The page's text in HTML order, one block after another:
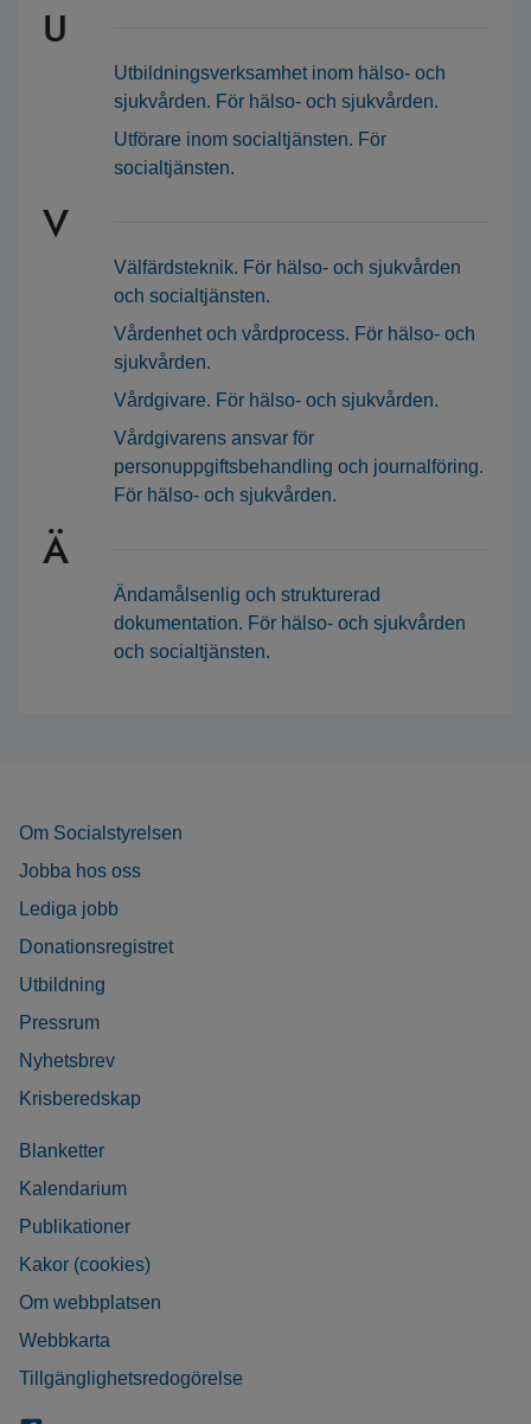
U
Utbildningsverksamhet inom hälso- och
sjukvården. För hälso- och sjukvården.
Utförare inom socialtjänsten. För
socialtjänsten.
V
Välfärdsteknik. För hälso- och sjukvården
och socialtjänsten.
Vårdenhet och vårdprocess. För hälso- och
sjukvården.
Vårdgivare. För hälso- och sjukvården.
Vårdgivarens ansvar för
personuppgiftsbehandling och journalföring.
För hälso- och sjukvården.
Ä
Ändamålsenlig och strukturerad
dokumentation. För hälso- och sjukvården
och socialtjänsten.
Om Socialstyrelsen
Jobba hos oss
Lediga jobb
Donationsregistret
Utbildning
Pressrum
Nyhetsbrev
Krisberedskap
Blanketter
Kalendarium
Publikationer
Kakor (cookies)
Om webbplatsen
Webbkarta
Tillgänglighetsredogörelse